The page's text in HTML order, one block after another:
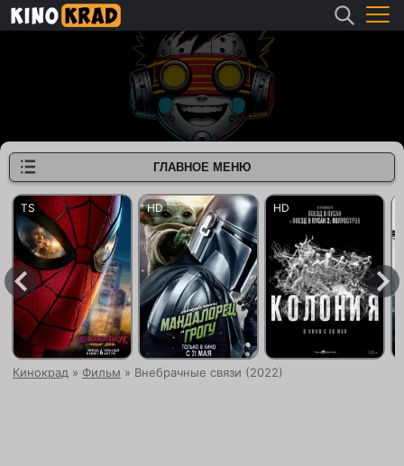
Кинокрад » Фильм » Внебрачные связи (2022)
ГЛАВНОЕ МЕНЮ